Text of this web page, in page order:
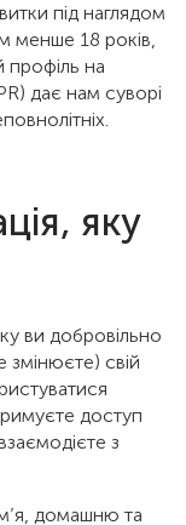
під наглядом
менше 18 років,
профіль на
дає нам суворі
яку
ви добровільно
змінюєте) свій
доступ
з
домашню та